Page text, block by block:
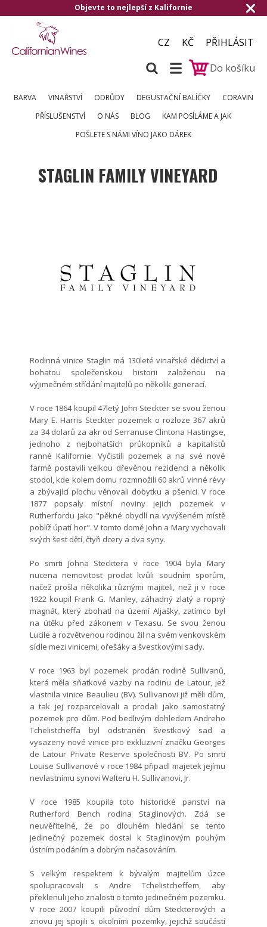
Doručení zdarma od 1.500,- do
CZ KČ
PŘIHLÁSIT
Do košíku
BARVA VINAŘSTVÍ ODRŮDY DEGUSTAČNÍ BALÍČKY
CORAVIN
PŘÍSLUŠENSTVÍ
O NÁS BLOG
KAM POSÍLÁME A JAK
POŠLETE S NÁMI VÍNO JAKO DÁREK
STAGLIN FAMILY VINEYARD
Rodinná vinice Staglin má 130leté vinařské dědictví a
bohatou společenskou historii založenou na
výjimečném střídání majitelů po několik generací.
V roce 1864 koupil 47letý John Steckter se svou ženou
Mary E. Harris Steckter pozemek o rozloze 367 akrů
za 34 dolarů za akr od Serranuse Clintona Hastingse,
jednoho z nejbohatších průkopníků a kapitalistů
ranné Kalifornie. Vyčistili pozemek a na své nové
farmě postavili velkou dřevěnou rezidenci a několik
stodol, kde kolem domu rozmnožili 60 akrů vinné révy
a zbývající plochu věnovali dobytku a pšenici. V roce
1877 popsaly místní noviny jejich pozemek v
Rutherfordu jako "pěkné obydlí na vyvýšeném místě
poblíž úpatí hor". V tomto domě John a Mary vychovali
svých šest dětí, čtyři dcery a dva syny.
Po smrti Johna Stecktera v roce 1904 byla Mary
nucena nemovitost prodat kvůli soudním sporům,
načež prošla několika různými majiteli, než ji v roce
1922 koupil Frank G. Manley, záhadný zlatý a ropný
magnát, který zbohatl na území Aljašky, zatímco byl
na útěku před zákonem v Texasu. Se svou ženou
Lucile a rozvětvenou rodinou žil na svém venkovském
sídle mezi vinicemi, ořešáky a švestkovými sady.
V roce 1963 byl pozemek prodán rodině Sullivanů,
která měla sňatkové vazby na rodinu de Latour, jež
vlastnila vinice Beaulieu (BV). Sullivanovi již měli dům,
a tak jej rozparcelovali a prodali jako samostatný
pozemek pro dům. Pod bedlivým dohledem Andreho
Tchelistcheffa byl odstraněn švestkový sad a
vysazeny nové vinice pro exkluzivní značku Georges
de Latour Private Reserve společnosti BV. Po smrti
Louise Sullivanové v roce 1984 připadl majetek jejímu
nevlastnímu synovi Walteru H. Sullivanovi, Jr.
V roce 1985 koupila toto historické panství na
Rutherford Bench rodina Staglinových. Zdá se
neuvěřitelné, že po dlouhém hledání se tento
jedinečný pozemek dostal k Staglinovým pouhým
ústním podáním a dobrým načasováním.
S velkým respektem k bývalým majitelům úzce
spolupracovali s Andre Tchelistcheffem, aby
překlenuli jeho znalosti o tomto jedinečném pozemku.
V roce 2007 koupili původní dům Steckterových a
znovu jej spojili s okolními pozemky, jejichž součástí